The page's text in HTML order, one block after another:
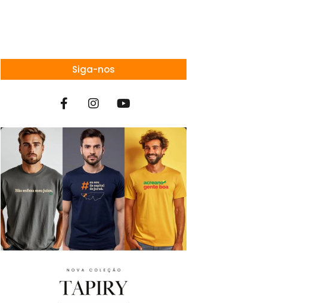
Siga-nos